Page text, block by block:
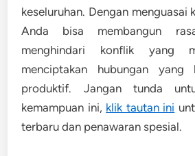
keseluruhan. Dengan menguasai
Anda bisa membangun
menghindari konflik yang
menciptakan hubungan
produktif. Jangan tunda
kemampuan ini, klik tautan ini
terbaru dan penawaran spesial.